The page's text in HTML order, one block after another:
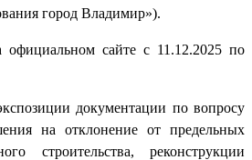
город Владимир»).
сайте с 11.12.2025 по
документации по вопросу
на отклонение от предельных
строительства, реконструкции